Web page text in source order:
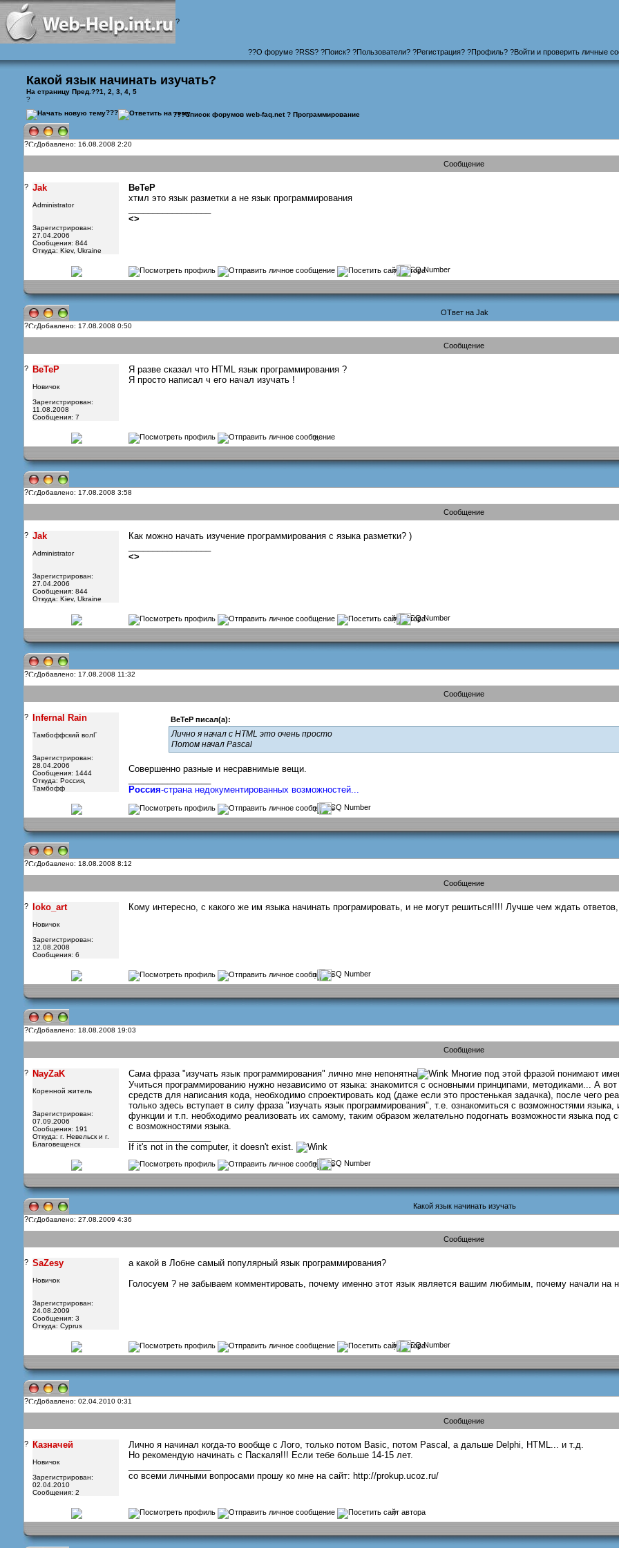
?
??О форуме?RSS? ?Поиск? ?Пользователи? ?Регистрация? ?Профиль? ?Войти и проверить личные
Какой язык начинать изучать?
На страницу Пред. ??1 2 3 4 , 5
?
???
???Список форумов web-faq.net? Программирование
? Добавлено: 16.08.2008 2:20
Сообщение
? Jak
Administrator
Зарегистрирован:
27.04.2006
Сообщения: 844
Откуда: Kiev, Ukraine
BeTeP
хтмл это язык разметки а не язык программирования
<>
?
ОТвет на Jak
?
Добавлено: 17.08.2008 0:50
Сообщение
? BeTeP
Новичок
Зарегистрирован:
11.08.2008
Сообщения: 7
Я разве сказал что HTML язык программирования ?
Я просто написал ч его начал изучать !
?
? Добавлено: 17.08.2008 3:58
Сообщение
? Jak
Administrator
Зарегистрирован:
27.04.2006
Сообщения: 844
Откуда: Kiev, Ukraine
Как можно начать изучение программирования с языка разметки? )
<>
?
? Добавлено: 17.08.2008 11:32
Сообщение
? Infernal Rain
Тамбоффский волГ
Зарегистрирован:
28.04.2006
Сообщения: 1444
Откуда: Россия,
Тамбофф
BeTeP писал(а):
Лично я начал с HTML это очень просто
Потом начал Pascal
Совершенно разные и несравнимые вещи.
Россия-страна недокументированных возможностей...
?
? Добавлено: 18.08.2008 8:12
Сообщение
? loko_art
Новичок
Зарегистрирован:
12.08.2008
Сообщения: 6
Кому интересно, с какого же им языка начинать програмировать, и не могут решиться!!!! Лучше чем ждать
?
? Добавлено: 18.08.2008 19:03
Сообщение
? NayZaK
Коренной житель
Зарегистрирован:
07.09.2006
Сообщения: 191
Откуда: г. Невельск и г.
Благовещенск
Сама фраза "изучать язык программирования" лично мне непонятна
Многие под этой фразой понимают
Учиться программированию нужно независимо от языка: знакомится с основными принципами, методиками... А
средств для написания кода, необходимо спроектировать код (даже если это простенькая задачка), после чего
только здесь вступает в силу фраза "изучать язык программирования", т.е. ознакомиться с возможностями
функции и т.п. необходимо реализовать их самому, таким образом желательно подогнать возможности языка
с возможностями языка.
If it's not in the computer, it doesn't exist.
?
Какой язык начинать изучать
?
Добавлено: 27.08.2009 4:36
Сообщение
? SaZesy
Новичок
Зарегистрирован:
24.08.2009
Сообщения: 3
Откуда: Cyprus
а какой в Лобне самый популярный язык программирования?
Голосуем ? не забываем комментировать, почему именно этот язык является вашим любимым, почему начали на
?
? Добавлено: 02.04.2010 0:31
Сообщение
? Казначей
Новичок
Зарегистрирован:
02.04.2010
Сообщения: 2
Лично я начинал когда-то вообще с Лого, только потом Basic, потом Pascal, а дальше Delphi, HTML... и т.д.
Но рекомендую начинать с Паскаля!!! Если тебе больше 14-15 лет.
со всеми личными вопросами прошу ко мне на сайт: http://prokup.ucoz.ru/
?